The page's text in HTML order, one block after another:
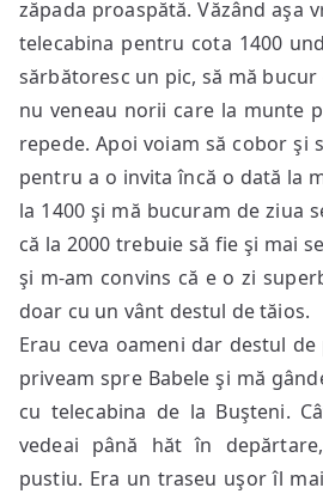
zăpada proaspătă. Văzând aşa
telecabina pentru cota 1400
sărbătoresc un pic, să mă
nu veneau norii care la munte
repede. Apoi voiam să cobor şi
pentru a o invita încă o dată la
la 1400 şi mă bucuram de ziua
că la 2000 trebuie să fie şi mai
şi m-am convins că e o zi
doar cu un vânt destul de tăios.
Erau ceva oameni dar destul
priveam spre Babele şi mă
cu telecabina de la Buşteni.
vedeai până hăt în
pustiu. Era un traseu uşor îl